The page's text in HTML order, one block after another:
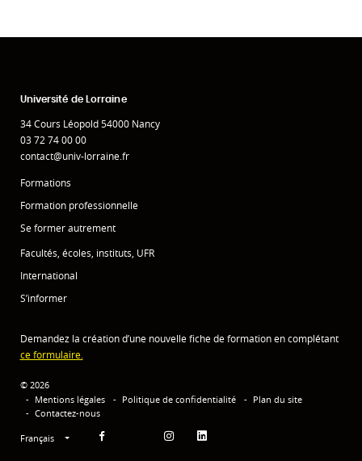
Université de Lorraine
34 Cours Léopold 54000 Nancy
03 72 74 00 00
contact@univ-lorraine.fr
Formations
Formation professionnelle
Se former autrement
Facultés, écoles, instituts, UFR
International
S’informer
Demandez la création d’une nouvelle fiche de formation en complétant
ce formulaire.
© 2026
Mentions légales
Politique de confidentialité
Plan du site
Contactez-nous
Français Facebook YouTubeInstagramLinkedin